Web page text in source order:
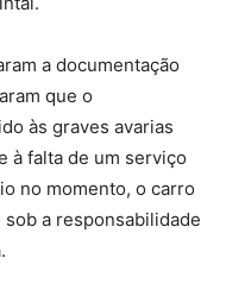
a documentação
que o
às graves avarias
à falta de um serviço
no momento, o carro
a responsabilidade